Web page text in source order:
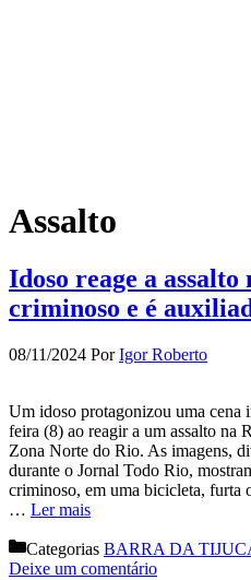
Assalto
Idoso reage a
criminoso e é
08/11/2024 PorIgor Roberto
Um idoso protagonizou uma cena
feira (8) ao reagir a um assalto na
Zona Norte do Rio. As imagens,
durante o Jornal Todo Rio,
criminoso, em uma bicicleta, furta
… Ler mais
Categorias BARRA DA
Deixe um comentário